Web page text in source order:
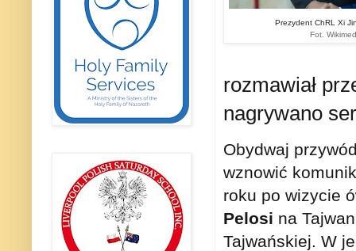
Prezydent ChRL Xi
Fot.
rozmawiał
nagrywano
Obydwaj
wznowić
roku po wizycie
Pelosi na
Tajwańskiej. W